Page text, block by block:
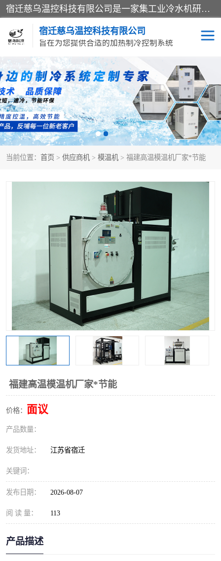
宿迁慈乌温控科技有限公司是一家集工业冷水机研发、制造、营销、服务于一体的技术生产型企业，经营范围包括：冷水机、螺杆式冷水机组、工业冷水机、水冷式冷水机、风冷式冷水机组、风冷螺杆式冷冻机组、冷冻机、注塑专用冷水机、混泥土专用冷水机、低温防爆冷水机组等。专业温控设备供应商 模温机/冷水机/导热油炉定制服务等
宿迁慈乌温控科技有限公司
旨在为您提供合适的加热制冷控制系统
当前位置： 首页 > 供应商机 > 模温机 > 福建高温模温机厂家*节能
福建高温模温机厂家*节能
价格： 面议
产品数量：
发货地址： 江苏省宿迁
关键词：
发布日期： 2026-08-07
阅 读 量： 113
产品描述
冷水机 模温机
导热油加热器